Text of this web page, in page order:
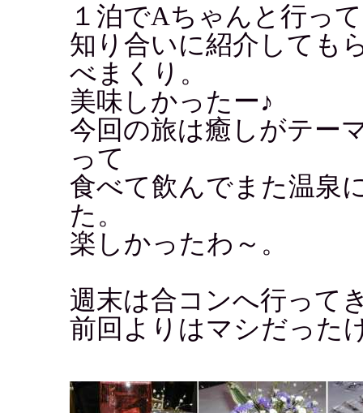
１泊でAちゃんと行っ
知り合いに紹介しても
べまくり。
美味しかったー♪
今回の旅は癒しがテー
って
食べて飲んでまた温泉
た。
楽しかったわ～。
週末は合コンへ行って
前回よりはマシだった